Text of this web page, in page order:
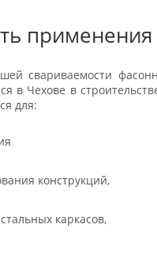
применения
свариваемости
в Чехове в
для:
конструкций,
каркасов,